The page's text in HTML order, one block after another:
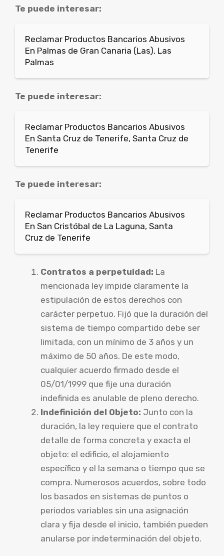
Te puede interesar:
Reclamar Productos Bancarios Abusivos
En Palmas de Gran Canaria (Las), Las
Palmas
Te puede interesar:
Reclamar Productos Bancarios Abusivos
En Santa Cruz de Tenerife, Santa Cruz de
Tenerife
Te puede interesar:
Reclamar Productos Bancarios Abusivos
En San Cristóbal de La Laguna, Santa
Cruz de Tenerife
Contratos a perpetuidad: La
mencionada ley impide claramente la
estipulación de estos derechos con
carácter perpetuo. Fijó que la duración del
sistema de tiempo compartido debe ser
limitada, con un mínimo de 3 años y un
máximo de 50 años. De este modo,
cualquier acuerdo firmado desde el
05/01/1999 que fije una duración
indefinida es anulable de pleno derecho.
Indefinición del Objeto: Junto con la
duración, la ley requiere que el contrato
detalle de forma concreta y exacta el
objeto: el edificio, el alojamiento
específico y el la semana o tiempo que se
compra. Numerosos acuerdos, sobre todo
los basados en sistemas de puntos o
periodos variables sin una asignación
clara y fija desde el inicio, también pueden
anularse por indeterminación del objeto.